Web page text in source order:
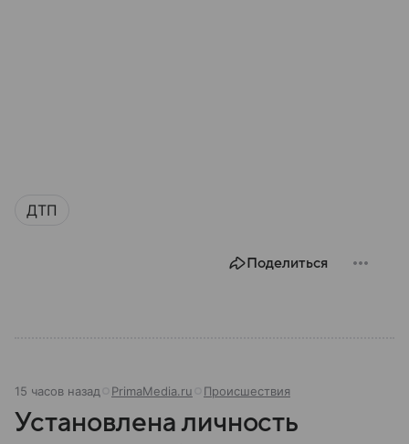
ДТП
Поделиться
15 часов назад PrimaMedia.ru Происшествия
Установлена личность